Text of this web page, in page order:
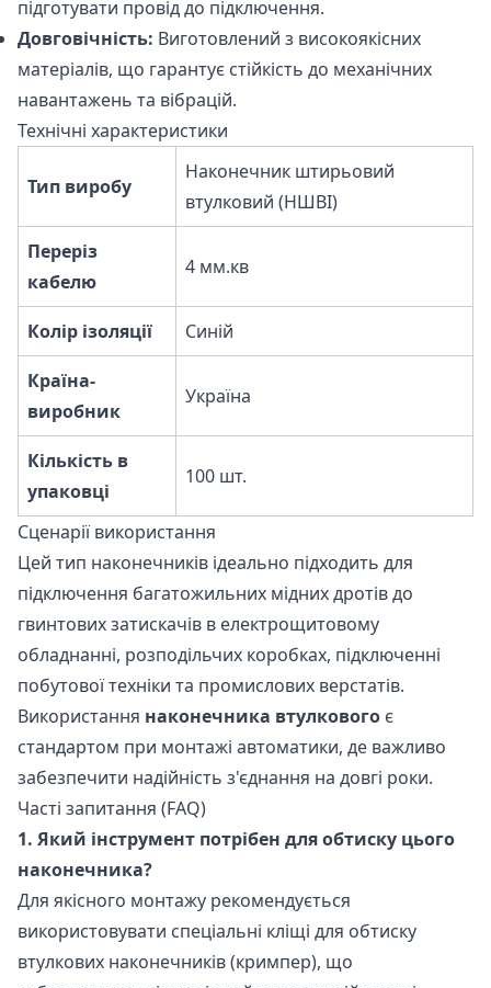
підготувати провід до підключення.
Довговічність: Виготовлений з високоякісних
матеріалів, що гарантує стійкість до механічних
навантажень та вібрацій.
Технічні характеристики
Тип виробу
Наконечник штирьовий
втулковий (НШВІ)
Переріз
кабелю
4 мм.кв
Колір ізоляції Синій
Країна-
виробник
Україна
Кількість в
упаковці
100 шт.
Сценарії використання
Цей тип наконечників ідеально підходить для
підключення багатожильних мідних дротів до
гвинтових затискачів в електрощитовому
обладнанні, розподільчих коробках, підключенні
побутової техніки та промислових верстатів.
Використання наконечника втулкового є
стандартом при монтажі автоматики, де важливо
забезпечити надійність з'єднання на довгі роки.
Часті запитання (FAQ)
1. Який інструмент потрібен для обтиску цього
наконечника?
Для якісного монтажу рекомендується
використовувати спеціальні кліщі для обтиску
втулкових наконечників (кримпер), що